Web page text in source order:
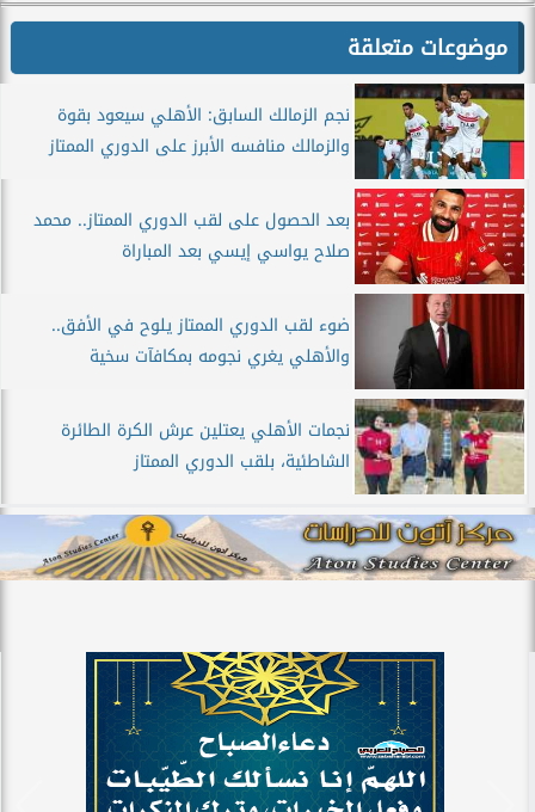
موضوعات متعلقة
نجم الزمالك السابق: الأهلي سيعود بقوة
والزمالك منافسه الأبرز على الدوري الممتاز
بعد الحصول على لقب الدوري الممتاز.. محمد
صلاح يواسي إيسي بعد المباراة
ضوء لقب الدوري الممتاز يلوح في الأفق..
والأهلي يغري نجومه بمكافآت سخية
نجمات الأهلي يعتلين عرش الكرة الطائرة
الشاطئية، بلقب الدوري الممتاز